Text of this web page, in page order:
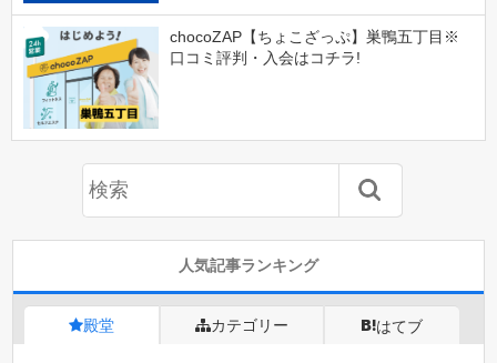
chocoZAP【ちょこざっぷ】巣鴨五丁目※
口コミ評判・入会はコチラ!
人気記事ランキング
殿堂 カテゴリー はてブ